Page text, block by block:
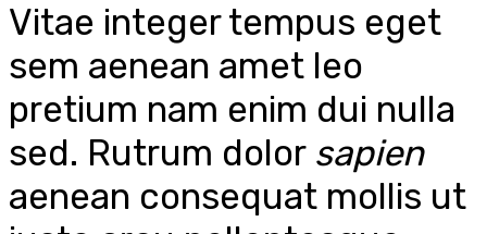
Vitae integer tempus eget
sem aenean amet leo
pretium nam enim dui nulla
sed. Rutrum dolor sapien
aenean consequat mollis ut